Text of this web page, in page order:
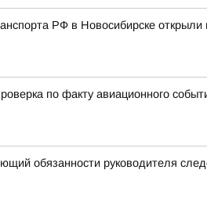
РФ в Новосибирске открыли
по факту авиационного
обязанности руководителя